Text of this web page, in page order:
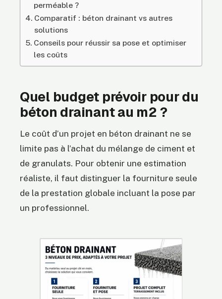
perméable ?
Comparatif : béton drainant vs autres
solutions
Conseils pour réussir sa pose et optimiser
les coûts
Quel budget prévoir pour du
béton drainant au m2 ?
Le coût d’un projet en béton drainant ne se
limite pas à l’achat du mélange de ciment et
de granulats. Pour obtenir une estimation
réaliste, il faut distinguer la fourniture seule
de la prestation globale incluant la pose par
un professionnel.